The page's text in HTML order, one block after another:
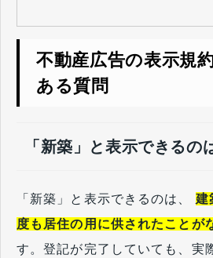
不動産広告の表示規
ある質問
「新築」と表示できるの
「新築」と表示できるのは、 建
度も居住の用に供されたことが
す。登記が完了していても、実